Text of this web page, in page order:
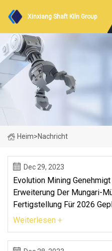
Xinxiang Shaft Kiln Group
Heim>Nachricht
Dec 29, 2023
Evolution Mining
Erweiterung Der Mungari-
Fertigstellung Für 2026
Weiterlesen +